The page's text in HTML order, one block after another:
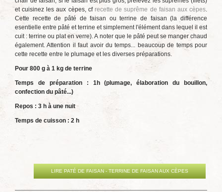
et cuisinez les aux cèpes, cf recette de suprême de faisan aux cèpes.
Cette recette de pâté de faisan ou terrine de faisan (la différence
esentielle entre pâté et terrine et simplement l'élément dans lequel il est
cuit : terrine ou plat en verre). A noter que le pâté peut se manger chaud
également. Attention il faut avoir du temps... beaucoup de temps pour
cette recette entre le plumage et les diverses préparations.
Pour 800 g à 1 kg de terrine
Temps de préparation : 1h (plumage, élaboration du bouillon,
confection du pâté...)
Repos : 3 h à une nuit
Temps de cuisson : 2 h
LIRE PATÉ DE FAISAN - TERRINE DE FAISAN AUX CÈPES